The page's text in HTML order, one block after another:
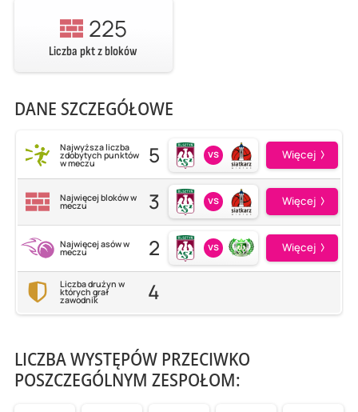
225
Liczba pkt z bloków
DANE SZCZEGÓŁOWE
Najwyższa liczba
zdobytych punktów
w meczu 5 vs Więcej
Najwięcej bloków w
meczu 3 vs Więcej
Najwięcej asów w
meczu 2 vs Więcej
Liczba drużyn w
których grał
zawodnik 4
LICZBA WYSTĘPÓW PRZECIWKO
POSZCZEGÓLNYM ZESPOŁOM: